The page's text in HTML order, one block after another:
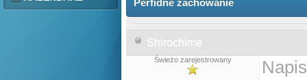
Perfidne zachowanie
Shirochime
Świeżo zarejestrowany